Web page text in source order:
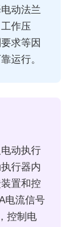
动法兰
作压
求等因
运行。
动执行
行器内
置和控
电流信号
控制电